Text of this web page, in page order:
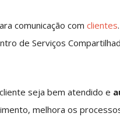
comunicação comclientes
de Serviços
seja bem atendido e
melhora os